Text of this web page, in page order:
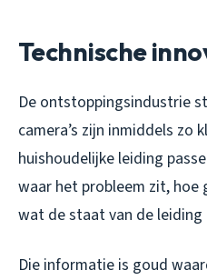
Technische
De ontstoppingsindustrie
camera’s zijn inmiddels zo
huishoudelijke leiding
waar het probleem zit,
wat de staat van de leiding
Die informatie is goud